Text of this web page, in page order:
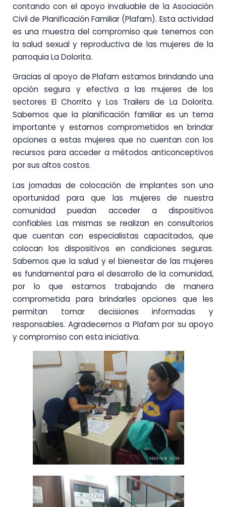
contando con el apoyo invaluable de la Asociación
Civil de Planificación Familiar (Plafam). Esta actividad
es una muestra del compromiso que tenemos con
la salud sexual y reproductiva de las mujeres de la
parroquia La Dolorita.
Gracias al apoyo de Plafam estamos brindando una
opción segura y efectiva a las mujeres de los
sectores El Chorrito y Los Trailers de La Dolorita.
Sabemos que la planificación familiar es un tema
importante y estamos comprometidos en brindar
opciones a estas mujeres que no cuentan con los
recursos para acceder a métodos anticonceptivos
por sus altos costos.
Las jornadas de colocación de implantes son una
oportunidad para que las mujeres de nuestra
comunidad puedan acceder a dispositivos
confiables Las mismas se realizan en consultorios
que cuentan con especialistas capacitados, que
colocan los dispositivos en condiciones seguras.
Sabemos que la salud y el bienestar de las mujeres
es fundamental para el desarrollo de la comunidad,
por lo que estamos trabajando de manera
comprometida para brindarles opciones que les
permitan tomar decisiones informadas y
responsables. Agradecemos a Plafam por su apoyo
y compromiso con esta iniciativa.